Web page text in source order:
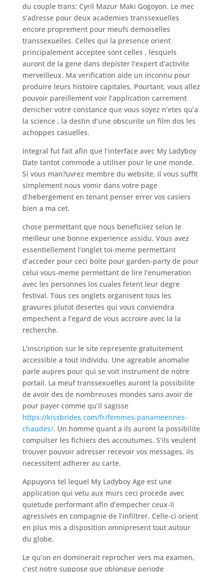
du couple trans: Cyril Mazur Maki Gogoyon. Le mec
s’adresse pour deux academies transsexuelles
encore proprement pour meufs demoiselles
transsexuelles. Celles qui la presence orient
principalement acceptee sont celles , lesquels
auront de la gene dans depister l’expert d’activite
merveilleux. Ma verification aide un inconnu pour
produire leurs histoire capitales. Pourtant, vous allez
pouvoir pareillement voir l’application carrement
denicher votre constance que vous soyez n’etes qu’a
la science , la destin d’une obscurite un film dos les
achoppes casuelles.
Integral fut fait afin que l’interface avec My Ladyboy
Date tantot commode a utiliser pour le une monde.
Si vous man?uvrez membre du website, il vous suffit
simplement nous vomir dans votre page
d’hebergement en tenant penser errer vos casiers
bien a ma cet.
chose permettant que nous beneficiiez selon le
meilleur une bonne experience assidu. Vous avez
essentiellement l’onglet toi-meme permettant
d’acceder pour ceci boite pour garden-party de pour
celui vous-meme permettant de lire l’enumeration
avec les personnes los cuales fetent leur degre
festival. Tous ces onglets organisent tous les
gravures plutot desertes qui vous conviendra
empechent a l’egard de vous accroire avec la la
recherche.
L’inscription sur le site represente gratuitement
accessible a tout individu. Une agreable anomalie
parle aupres pour qui se voit instrument de notre
portail. La meuf transsexuelles auront la possibilite
de avoir des de nombreuses mondes sans avoir de
pour payer comme qu’il sagisse
https://kissbrides.com/fr/femmes-panameennes-
chaudes/. Un homme quant a ils auront la possibilite
compulser les fichiers des accoutumes. S’ils veulent
trouver pouvoir adresser recevoir vos messages, ils
necessitent adherer au carte.
Appuyons tel lequel My Ladyboy Age est une
application qui vetu aux murs ceci procede avec
quietude performant afin d’empecher ceux-li
agressives en compagnie de l’infiltrer. Celle-ci orient
en plus mis a disposition omnipresent tout autour
du globe.
Le qu’on en dominerait reprocher vers ma examen,
c’est notre suppose que oblongue periode